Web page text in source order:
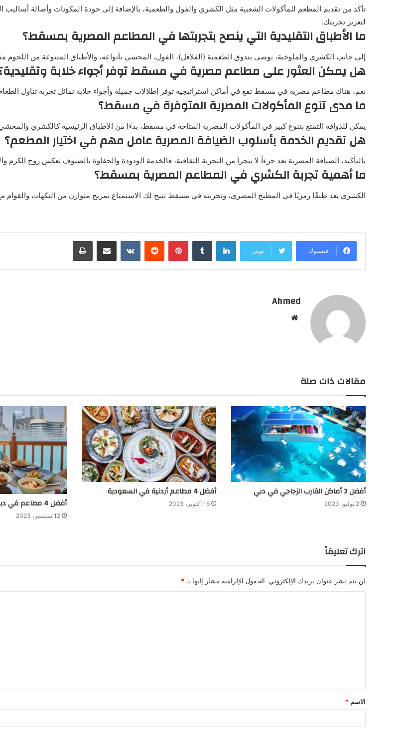
تأكد من تقديم المطعم للمأكولات الشعبية مثل الكشري والفول والطعمية، بالإضافة إلى جودة المكونات وأصالة أساليب
لتعزيز تجربتك.
ما الأطباق التقليدية التي ينصح بتجربتها في المطاعم المصرية بمسقط؟
إلى جانب الكشري والملوخية، يوصى بتذوق الطعمية (الفلافل)، الفول، المحشي بأنواعه، والأطباق المتنوعة من اللحوم
هل يمكن العثور على مطاعم مصرية في مسقط توفر أجواء خلابة
نعم، هناك مطاعم مصرية في مسقط تقع في أماكن استراتيجية توفر إطلالات جميلة وأجواء خلابة تماثل تجربة تناول
ما مدى تنوع المأكولات المصرية المتوفرة في مسقط؟
يمكن للذواقة التمتع بتنوع كبير في المأكولات المصرية المتاحة في مسقط، بدءًا من الأطباق الرئيسية كالكشري
هل تقديم الخدمة بأسلوب الضيافة المصرية عامل مهم في اختيار المطعم؟
بالتأكيد، الضيافة المصرية تعد جزءاً لا يتجزأ من التجربة الثقافية، فالخدمة الودودة والحفاوة بالضيوف تعكس روح
ما أهمية تجربة الكشري في المطاعم المصرية بمسقط؟
الكشري يعد طبقًا رمزيًا في المطبخ المصري، وتجربته في مسقط تتيح لك الاستمتاع بمزيج متوازن من النكهات
فيسبوك تويتر
لينكدإن بينتيريست مشاركة عبر البريد طباعة
Ahmed
مقالات ذات صلة
أفضل 3 أماكن القارب الزجاجي في دبي
2 يوليو، 2023
أفضل 4 مطاعم أردنية في السعودية
16 أكتوبر، 2023 أفضل 4 مطاعم في دبي مع إطلالة
12 سبتمبر، 2023
اترك تعليقاً
لن يتم نشر عنوان بريدك الإلكتروني. الحقول الإلزامية مشار إليها بـ *
الاسم *